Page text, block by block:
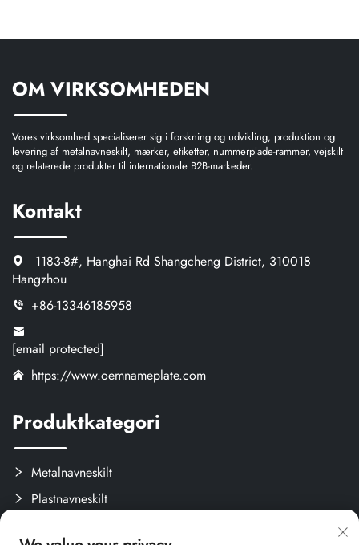
OM VIRKSOMHEDEN
Vores virksomhed specialiserer sig i forskning og udvikling, produktion og
levering af metalnavneskilt, mærker, etiketter, nummerplade-rammer, vejskilt
og relaterede produkter til internationale B2B-markeder.
Kontakt
1183-8#, Hanghai Rd Shangcheng District, 310018
Hangzhou
+86-13346185958
[email protected]
https://www.oemnameplate.com
Produktkategori
Metalnavneskilt
Plastnavneskilt